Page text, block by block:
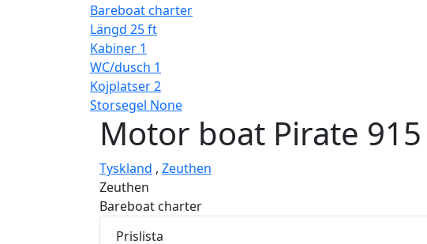
Bareboat charter
Längd 25 ft
Kabiner 1
WC/dusch 1
Kojplatser2
Storsegel None
Motor boat Pirate 915
Tyskland , Zeuthen
Zeuthen
Bareboat charter
Prislista